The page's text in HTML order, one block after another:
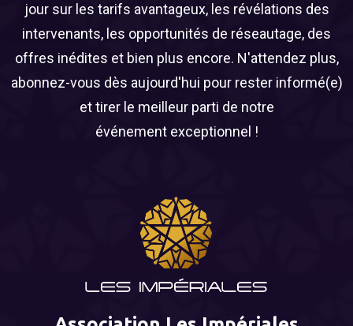
jour sur les tarifs avantageux, les révélations des
intervenants, les opportunités de réseautage, des
offres inédites et bien plus encore. N'attendez plus,
abonnez-vous dès aujourd'hui pour rester informé(e)
et tirer le meilleur parti de notre
événement exceptionnel !